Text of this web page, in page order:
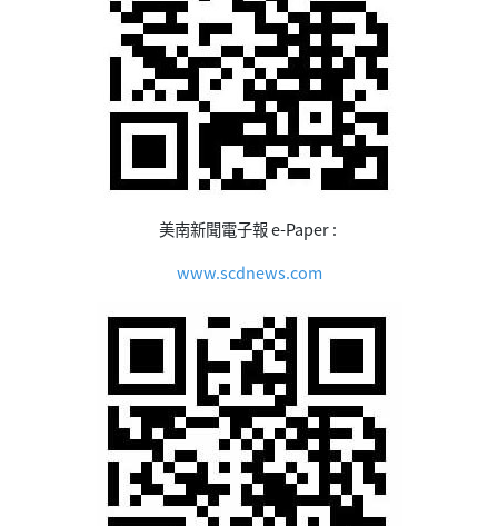
美南新聞電子報 e-Paper :
www.scdnews.com